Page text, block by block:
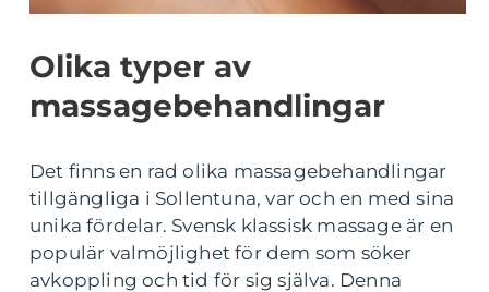
Olika typer av
massagebehandlingar
Det finns en rad olika massagebehandlingar
tillgängliga i Sollentuna, var och en med sina
unika fördelar. Svensk klassisk massage är en
populär valmöjlighet för dem som söker
avkoppling och tid för sig själva. Denna